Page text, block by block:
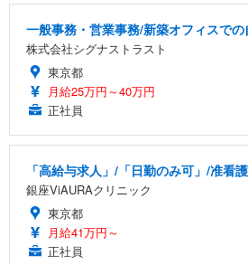
一般事務・営業事務/新築オフィスで
株式会社シグナストラスト
東京都
月給25万円～40万円
正社員
「高給与求人」/「日勤のみ可」/准看
銀座ViAURAクリニック
東京都
月給41万円～
正社員